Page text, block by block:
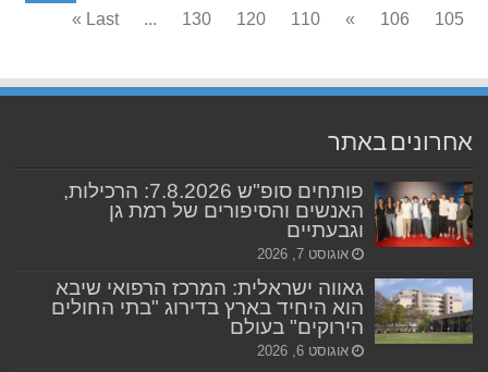
105
106
»
110
120
130
...
Last »
אחרונים באתר
פותחים סופ"ש 7.8.2026: הרכילות,
האנשים והסיפורים של רמת גן
וגבעתיים
אוגוסט 7, 2026
גאווה ישראלית: המרכז הרפואי שיבא
הוא היחיד בארץ בדירוג "בתי החולים
הירוקים" בעולם
אוגוסט 6, 2026